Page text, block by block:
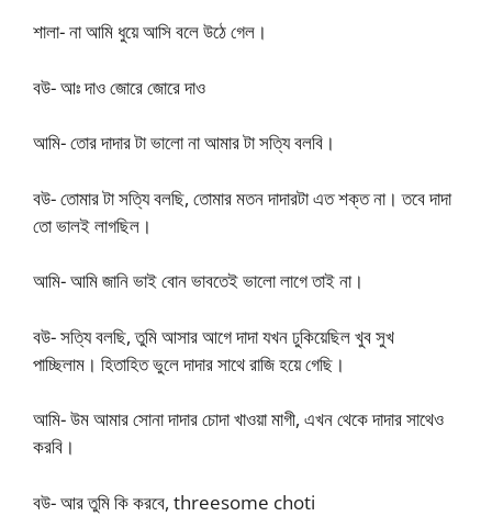
শালা- না আমি ধুয়ে আসি বলে উঠে গেল।
বউ- আঃ দাও জোরে জোরে দাও
আমি- তোর দাদার টা ভালো না আমার টা সত্যি বলবি।
বউ- তোমার টা সত্যি বলছি, তোমার মতন দাদারটা এত শক্ত না। তবে দাদা
তো ভালই লাগছিল।
আমি- আমি জানি ভাই বোন ভাবতেই ভালো লাগে তাই না।
বউ- সত্যি বলছি, তুমি আসার আগে দাদা যখন ঢুকিয়েছিল খুব সুখ
পাচ্ছিলাম। হিতাহিত ভুলে দাদার সাথে রাজি হয়ে গেছি।
আমি- উম আমার সোনা দাদার চোদা খাওয়া মাগী, এখন থেকে দাদার সাথেও
করবি।
বউ- আর তুমি কি করবে, threesome choti